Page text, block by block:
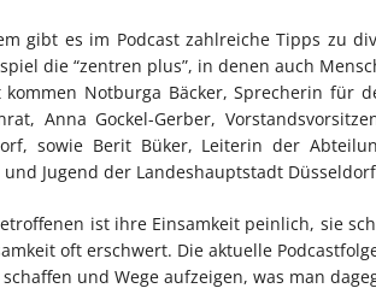
gibt es im Podcast zahlreiche Tipps zu
die “zentren plus”, in denen auch
kommen Notburga Bäcker, Sprecherin für
Anna Gockel-Gerber,
sowie Berit Büker, Leiterin der
und Jugend der Landeshauptstadt
ist ihre Einsamkeit peinlich, sie
oft erschwert. Die aktuelle
und Wege aufzeigen, was man